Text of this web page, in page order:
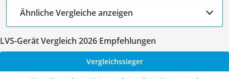
Ähnliche Vergleiche anzeigen
LVS-Gerät Vergleich 2026 Empfehlungen
Vergleichssieger